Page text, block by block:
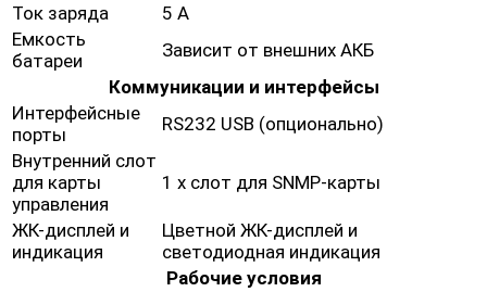
Ток заряда
5 А
Емкость
батареи
Зависит от внешних АКБ
Коммуникации и интерфейсы
Интерфейсные
порты
RS232 USB (опционально)
Внутренний слот
для карты
управления
1 х слот для SNMP-карты
ЖК-дисплей и
индикация
Цветной ЖК-дисплей и
светодиодная индикация
Рабочие условия